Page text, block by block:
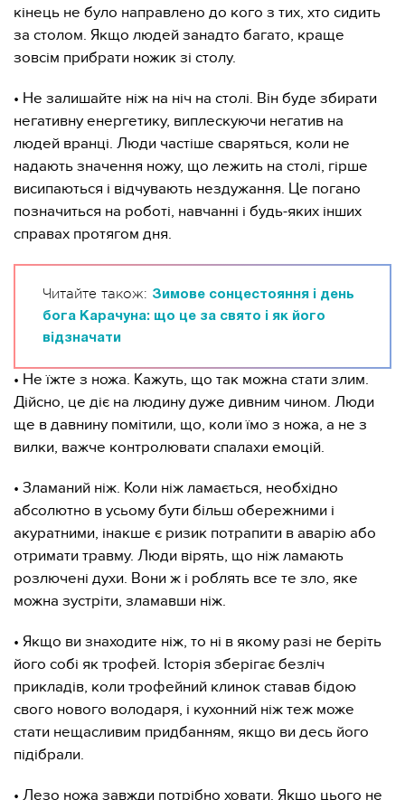
кінець не було направлено до кого з тих, хто сидить
за столом. Якщо людей занадто багато, краще
зовсім прибрати ножик зі столу.
• Не залишайте ніж на ніч на столі. Він буде збирати
негативну енергетику, виплескуючи негатив на
людей вранці. Люди частіше сваряться, коли не
надають значення ножу, що лежить на столі, гірше
висипаються і відчувають нездужання. Це погано
позначиться на роботі, навчанні і будь-яких інших
справах протягом дня.
Читайте також: Зимове сонцестояння і день
бога Карачуна: що це за свято і як його
відзначати
• Не їжте з ножа. Кажуть, що так можна стати злим.
Дійсно, це діє на людину дуже дивним чином. Люди
ще в давнину помітили, що, коли їмо з ножа, а не з
вилки, важче контролювати спалахи емоцій.
• Зламаний ніж. Коли ніж ламається, необхідно
абсолютно в усьому бути більш обережними і
акуратними, інакше є ризик потрапити в аварію або
отримати травму. Люди вірять, що ніж ламають
розлючені духи. Вони ж і роблять все те зло, яке
можна зустріти, зламавши ніж.
• Якщо ви знаходите ніж, то ні в якому разі не беріть
його собі як трофей. Історія зберігає безліч
прикладів, коли трофейний клинок ставав бідою
свого нового володаря, і кухонний ніж теж може
стати нещасливим придбанням, якщо ви десь його
підібрали.
• Лезо ножа завжди потрібно ховати. Якщо цього не